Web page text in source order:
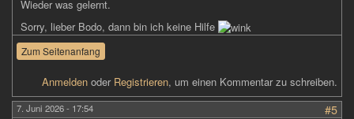
Wieder was gelernt.
Sorry, lieber Bodo, dann bin ich keine Hilfe
Zum Seitenanfang
Anmelden oder Registrieren, um einen Kommentar zu schreiben.
7. Juni 2026 - 17:54
#5